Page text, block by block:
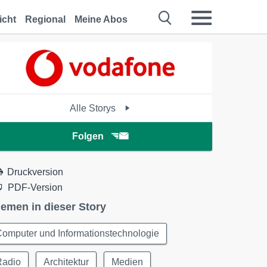
Regional Meine Abos
Alle Storys
Folgen
Druckversion
PDF-Version
in dieser Story
und Informationstechnologie
Architektur Medien